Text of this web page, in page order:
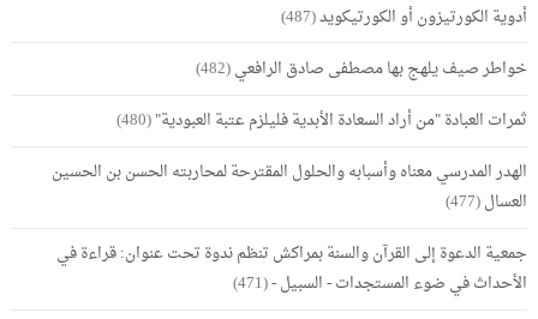
أدوية الكورتيزون أو الكورتيكويد(487)
خواطر صيف يلهج بها مصطفى صادق الرافعي(482)
ثمرات العبادة "من أراد السعادة الأبدية فليلزم عتبة العبودية"(480)
الهدر المدرسي معناه وأسبابه والحلول المقترحة لمحاربته الحسن بن الحسين
العسال(477)
جمعية الدعوة إلى القرآن والسنة بمراكش تنظم ندوة تحت عنوان: قراءة في
الأحداث في ضوء المستجدات - السبيل -(471)